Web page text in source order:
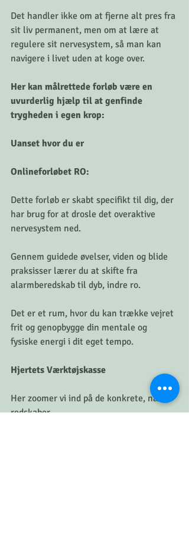
Det handler ikke om at fjerne alt pres fra
sit liv permanent, men om at lære at
regulere sit nervesystem, så man kan
navigere i livet uden at koge over.
Her kan målrettede forløb være en
uvurderlig hjælp til at genfinde
trygheden i egen krop:
Uanset hvor du er
Onlineforløbet RO:
Dette forløb er skabt specifikt til dig, der
har brug for at drosle det overaktive
nervesystem ned.
Gennem guidede øvelser, viden og blide
praksisser lærer du at skifte fra
alarmberedskab til dyb, indre ro.
Det er et rum, hvor du kan trække vejret
frit og genopbygge din mentale og
fysiske energi i dit eget tempo.
Hjertets Værktøjskasse
Her zoomer vi ind på de konkrete, nære
redskaber.